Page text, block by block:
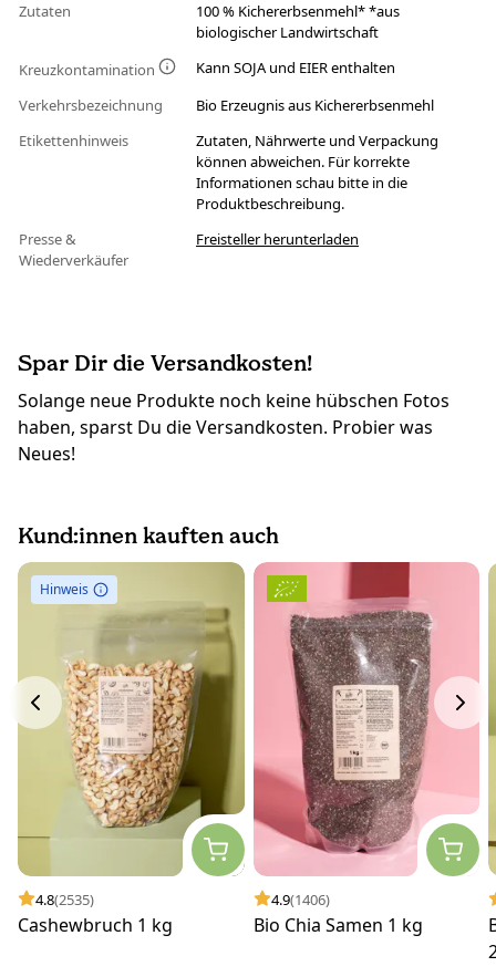
Zutaten
100 % Kichererbsenmehl* *aus
biologischer Landwirtschaft
Kreuzkontamination
Kann SOJA und EIER enthalten
Verkehrsbezeichnung
Bio Erzeugnis aus Kichererbsenmehl
Etikettenhinweis
Zutaten, Nährwerte und Verpackung
können abweichen. Für korrekte
Informationen schau bitte in die
Produktbeschreibung.
Presse &
Wiederverkäufer
Freisteller herunterladen
Spar Dir die Versandkosten!
Solange neue Produkte noch keine hübschen Fotos
haben, sparst Du die Versandkosten. Probier was
Neues!
Kund:innen kauften auch
Hinweis
4.8(2535)
Cashewbruch 1 kg
4.9(1406)
Bio Chia Samen 1 kg